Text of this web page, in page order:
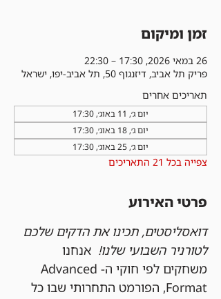
זמן ומיקום
26 במאי 2026, 17:30 – 22:30
פריק תל אביב, דיזנגוף 50, תל אביב-יפו, ישראל
תאריכים אחרים
יום ג׳, 11 באוג׳, 17:30
יום ג׳, 18 באוג׳, 17:30
יום ג׳, 25 באוג׳, 17:30
צפייה בכל 21 התאריכים
פרטי האירוע
דואסליסטים, תכינו את הדקים שלכם
לטורניר השבועי שלנו!
  אנחנו
משחקים לפי חוקי ה-Advanced
Format, הפורמט התחרותי שבו כל